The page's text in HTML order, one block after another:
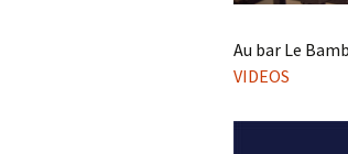
Au bar Le
VIDEOS